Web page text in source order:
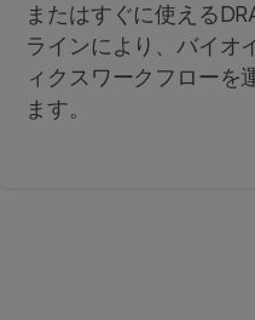
またはすぐに使える
ラインにより、バイオ
ィクスワークフローを
ます。